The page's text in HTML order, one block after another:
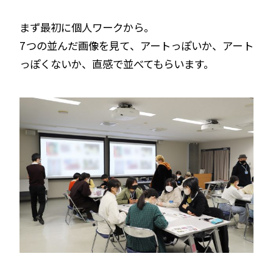
まず最初に個人ワークから。
7つの並んだ画像を見て、アートっぽいか、アート
っぽくないか、直感で並べてもらいます。